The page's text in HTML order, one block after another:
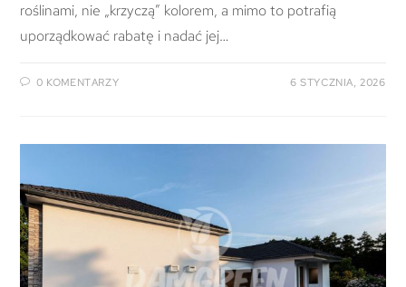
roślinami, nie „krzyczą” kolorem, a mimo to potrafią
uporządkować rabatę i nadać jej…
0 KOMENTARZY 6 STYCZNIA, 2026